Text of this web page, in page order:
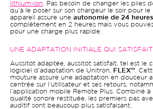
lithium-ion . Pas besoin de changer les piles
qu’à le poser sur son chargeur le soir pour
appareil assure une autonomie de 24 heures
complètement en 2 heures mais vous
pour une charge plus rapide.
UNE ADAPTATION INITIALE QUI SATISFAIT
Aussitôt adaptée, aussitôt satisfait, tel est le
logiciel d’adaptation de Unitron,
FLEX™ .
mouture assure une adaptation en douceur
centrée sur l’utilisateur et ses retours,
l’application mobile Remote Plus. Combiné à
qualité sonore restituée, les premiers pas
auditif sont beaucoup plus satisfaisant.